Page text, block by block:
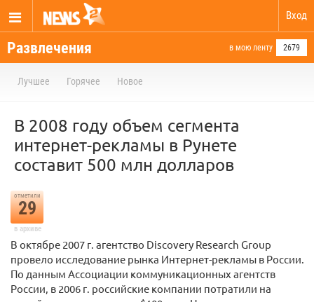
Вход
Развлечения в мою ленту 2679
Лучшее Горячее Новое
В 2008 году объем сегмента
интернет-рекламы в Рунете
составит 500 млн долларов
отметили
29
в архиве
В октябре 2007 г. агентство Discovery Research Group
провело исследование рынка Интернет-рекламы в России.
По данным Ассоциации коммуникационных агентств
России, в 2006 г. российские компании потратили на